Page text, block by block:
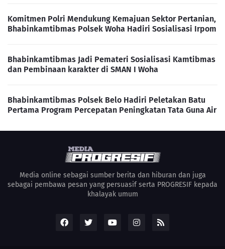
Komitmen Polri Mendukung Kemajuan Sektor Pertanian,
Bhabinkamtibmas Polsek Woha Hadiri Sosialisasi Irpom
Bhabinkamtibmas Jadi Pemateri Sosialisasi Kamtibmas
dan Pembinaan karakter di SMAN I Woha
Bhabinkamtibmas Polsek Belo Hadiri Peletakan Batu
Pertama Program Percepatan Peningkatan Tata Guna Air
Media online sebagai sumber berita dan hiburan dan juga
sebagai pembawa pesan yang persuasif serta PROGRESIF kepada
khalayak umum